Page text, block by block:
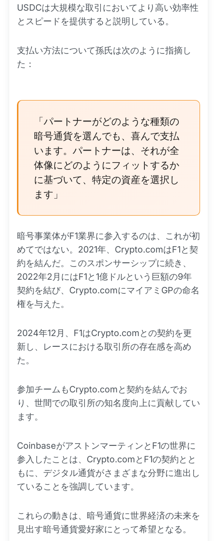
USDCは大規模な取引においてより高い効率性
とスピードを提供すると説明している。
支払い方法について孫氏は次のように指摘し
た：
「パートナーがどのような種類の
暗号通貨を選んでも、喜んで支払
います。パートナーは、それが全
体像にどのようにフィットするか
に基づいて、特定の資産を選択し
ます」
暗号事業体がF1業界に参入するのは、これが初
めてではない。2021年、Crypto.comはF1と契
約を結んだ。このスポンサーシップに続き、
2022年2月にはF1と1億ドルという巨額の9年
契約を結び、Crypto.comにマイアミGPの命名
権を与えた。
2024年12月、F1はCrypto.comとの契約を更
新し、レースにおける取引所の存在感を高め
た。
参加チームもCrypto.comと契約を結んでお
り、世間での取引所の知名度向上に貢献してい
ます。
CoinbaseがアストンマーティンとF1の世界に
参入したことは、Crypto.comとF1の契約とと
もに、デジタル通貨がさまざまな分野に進出し
ていることを強調しています。
これらの動きは、暗号通貨に世界経済の未来を
見出す暗号通貨愛好家にとって希望となる。